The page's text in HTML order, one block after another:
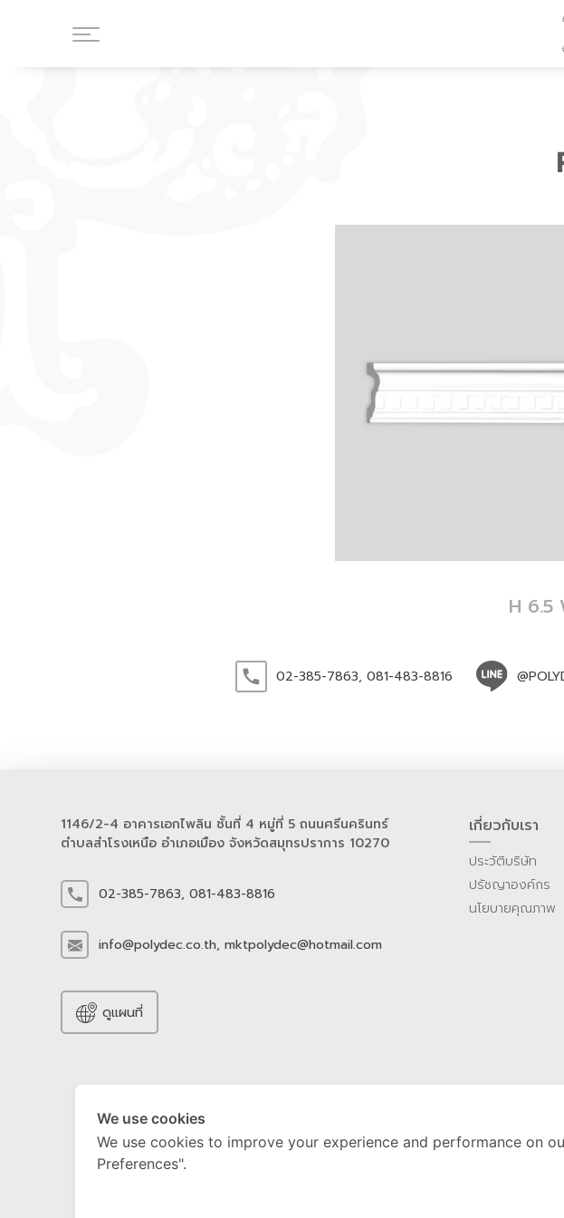
H 6.5
02-385-7863, 081-483-8816
1146/2-4 อาคารเอกไพลิน ชั้นที่ 4 หมู่ที่ 5 ถนนศรีนครินทร์
ตำบลสำโรงเหนือ อำเภอเมือง จังหวัดสมุทรปราการ 10270
02-385-7863, 081-483-8816
info@polydec.co.th, mktpolydec@hotmail.com
ดูแผนที่
เกี่ยวกับเรา
ประวัติบริษัท
ปรัชญาองค์กร
นโยบายคุณภาพ
We use cookies
We use cookies to improve your experience and performance on
Preferences".